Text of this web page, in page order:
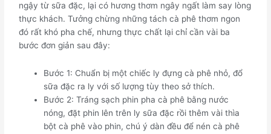
ngậy từ sữa đặc, lại có hương thơm ngây ngất làm say lòng
thực khách. Tưởng chừng những tách cà phê thơm ngon
đó rất khó pha chế, nhưng thực chất lại chỉ cần vài ba
bước đơn giản sau đây:
Bước 1: Chuẩn bị một chiếc ly đựng cà phê nhỏ, đổ
sữa đặc ra ly với số lượng tùy theo sở thích.
Bước 2: Tráng sạch phin pha cà phê bằng nước
nóng, đặt phin lên trên ly sữa đặc rồi thêm vài thìa
bột cà phê vào phin, chú ý dàn đều để nén cà phê